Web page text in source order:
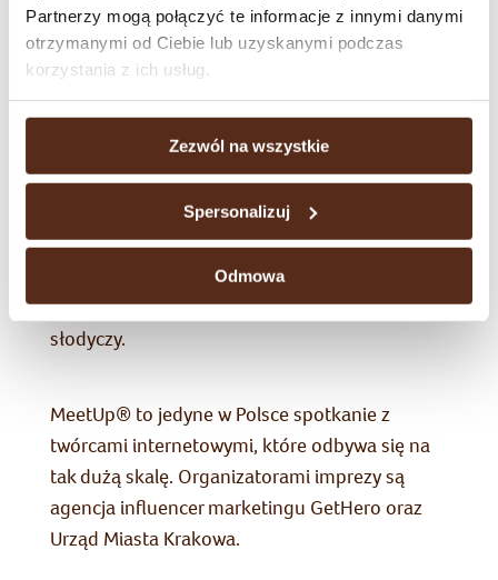
Partnerzy mogą połączyć te informacje z innymi danymi
otrzymanymi od Ciebie lub uzyskanymi podczas
korzystania z ich usług.
Zezwól na wszystkie
Spersonalizuj
Odmowa
także interaktywna mata do gier PING.
ruszy także konkurs na Instagramie Wawel,
promowany dodatkowo na kanałach znanych i
lubianych Influencerów tworzących drużynę
Wawel Trucka. Do wygrania są wejściówki VIP
na wydarzenie, dające możliwość kameralnego
spotkania z ulubionymi twórcami w strefie
Wawel, a także słuchawki JBL i ogromne paczki
słodyczy.
MeetUp® to jedyne w Polsce spotkanie z
twórcami internetowymi, które odbywa się na
tak dużą skalę. Organizatorami imprezy są
agencja influencer marketingu GetHero oraz
Urząd Miasta Krakowa.